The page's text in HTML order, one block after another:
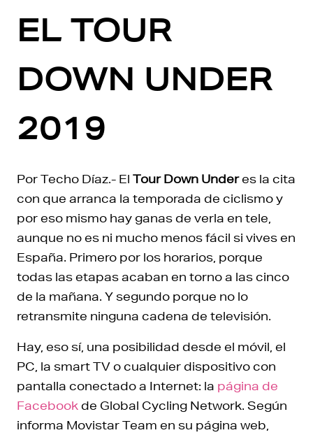
EL TOUR
DOWN UNDER
2019
Por Techo Díaz.- El Tour Down Underes la cita
con que arranca la temporada de ciclismo y
por eso mismo hay ganas de verla en tele,
aunque no es ni mucho menos fácil si vives en
España. Primero por los horarios, porque
todas las etapas acaban en torno a las cinco
de la mañana. Y segundo porque no lo
retransmite ninguna cadena de televisión.
Hay, eso sí, una posibilidad desde el móvil, el
PC, la smart TV o cualquier dispositivo con
pantalla conectado a Internet: la página de
Facebookde Global Cycling Network. Según
informa Movistar Team en su página web,